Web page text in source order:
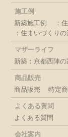
施工例
新築施工例
：
：住まいづくり
マザーライフ
新築：京都西陣の
商品販売
商品販売
特定
よくある質問
よくある質問
会社案内